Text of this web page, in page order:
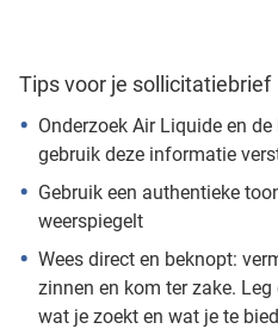
Tips voor je sollicitatiebrief
Onderzoek Air Liquide en
gebruik deze informatie
Gebruik een authentieke
weerspiegelt
Wees direct en beknopt:
zinnen en kom ter zake.
wat je zoekt en wat je te